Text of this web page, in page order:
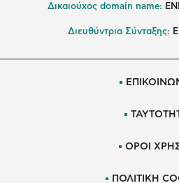
Δικαιούχος domain name:
Διευθύντρια Σύνταξης:
ΟΡΟΙ
ΠΟΛΙΤΙΚΗ